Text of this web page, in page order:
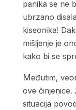
panika se ne
ubrzano
kiseonika!
mišljenje je
kako bi se
Međutim, veoma mali broj ljudi je upućen u
ove činjenice.
situacija